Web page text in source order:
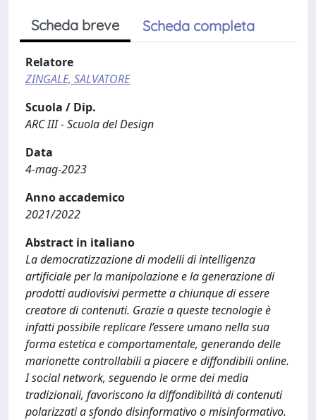
Scheda breve Scheda completa
Relatore
ZINGALE, SALVATORE
Scuola / Dip.
ARC III - Scuola del Design
Data
4-mag-2023
Anno accademico
2021/2022
Abstract in italiano
La democratizzazione di modelli di intelligenza
artificiale per la manipolazione e la generazione di
prodotti audiovisivi permette a chiunque di essere
creatore di contenuti. Grazie a queste tecnologie è
infatti possibile replicare l’essere umano nella sua
forma estetica e comportamentale, generando delle
marionette controllabili a piacere e diffondibili online.
I social network, seguendo le orme dei media
tradizionali, favoriscono la diffondibilità di contenuti
polarizzati a sfondo disinformativo o misinformativo.